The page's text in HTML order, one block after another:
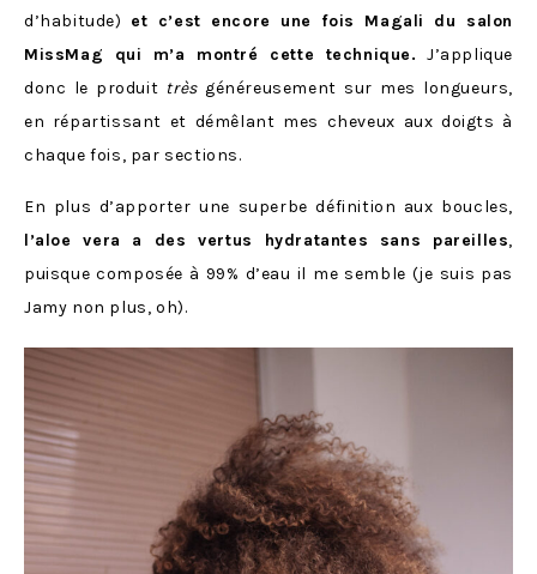
d’habitude) et c’est encore une fois Magali du salon
MissMag qui m’a montré cette technique. J’applique
donc le produit trèsgénéreusement sur mes longueurs,
en répartissant et démêlant mes cheveux aux doigts à
chaque fois, par sections.
En plus d’apporter une superbe définition aux boucles,
l’aloe vera a des vertus hydratantes sans pareilles,
puisque composée à 99% d’eau il me semble (je suis pas
Jamy non plus, oh).